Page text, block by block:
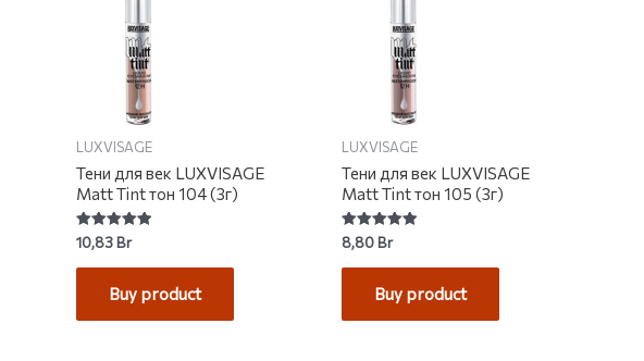
LUXVISAGE
Тени для век LUXVISAGE
Matt Tint тон 104 (3г)
Rated
5.00
out of 5
10,83Br
Buy product
LUXVISAGE
Тени для век LUXVISAGE
Matt Tint тон 105 (3г)
Rated
5.00
out of 5
8,80Br
Buy product